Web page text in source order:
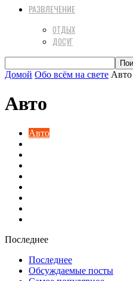
РАЗВЛЕЧЕНИЕ
ОТДЫХ
ДОСУГ
Домой Обо всём на свете Авто
Авто
Авто
Последнее
Последнее
Обсуждаемые посты